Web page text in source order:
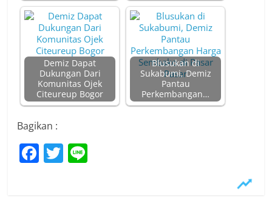
Demiz Dapat
Dukungan Dari
Komunitas Ojek
Citeureup Bogor
Blusukan di
Sukabumi, Demiz
Pantau
Perkembangan…
Bagikan :
F T